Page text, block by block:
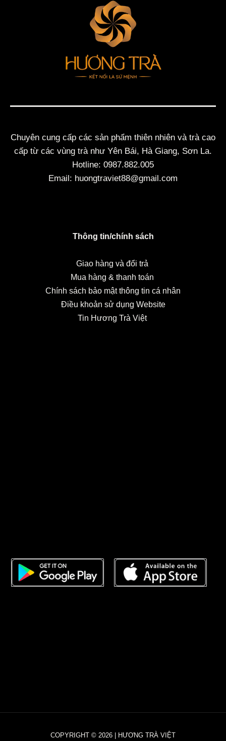
Chuyên cung cấp các sản phẩm thiên nhiên và trà cao
cấp từ các vùng trà như Yên Bái, Hà Giang, Sơn La.
Hotline: 0987.882.005
Email: huongtraviet88@gmail.com
Thông tin/chính sách
Giao hàng và đổi trả
Mua hàng & thanh toán
Chính sách bảo mật thông tin cá nhân
Điều khoản sử dụng Website
Tin Hương Trà Việt
COPYRIGHT © 2026 | HƯƠNG TRÀ VIỆT